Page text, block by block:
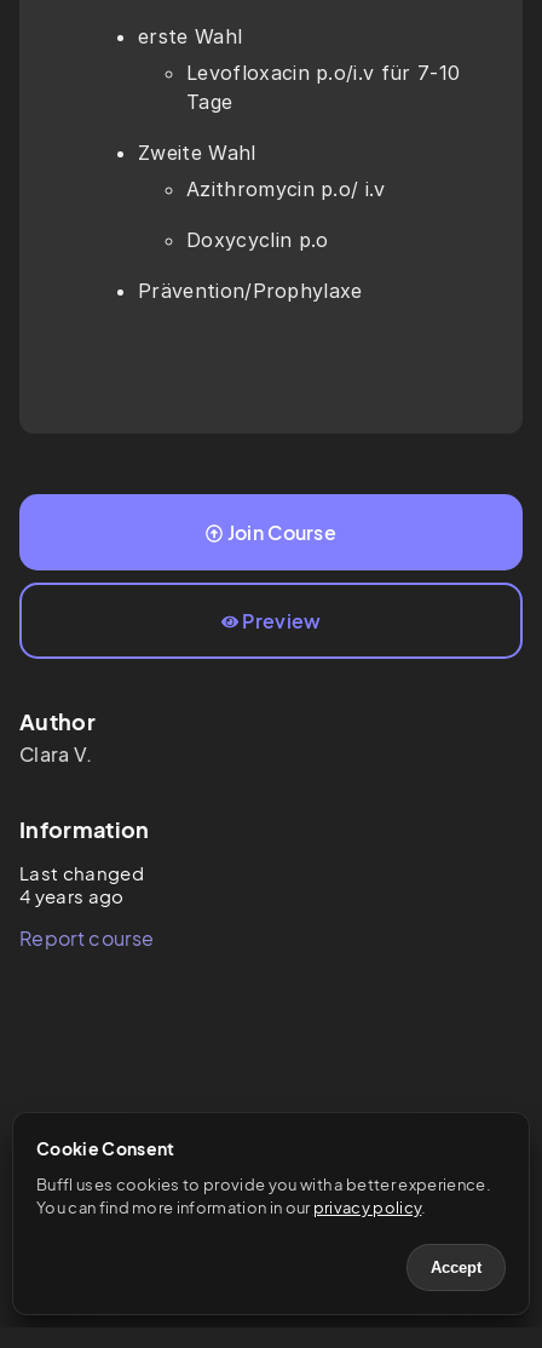
Cookie Consent
Buffl uses cookies to provide you with a better experience.
You can find more information in our privacy policy.
Accept
erste Wahl
Levofloxacin p.o/i.v für 7-10
Tage
Zweite Wahl
Azithromycin p.o/ i.v
Doxycyclin p.o
Prävention/Prophylaxe
Join Course
Preview
Author
Clara V.
Information
Last changed
4 years ago
Report course